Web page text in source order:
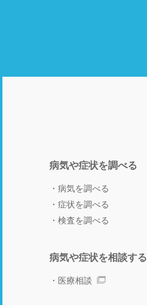
病気や症状を調べる
病気を調べる
症状を調べる
検査を調べる
病気や症状を相談する
医療相談